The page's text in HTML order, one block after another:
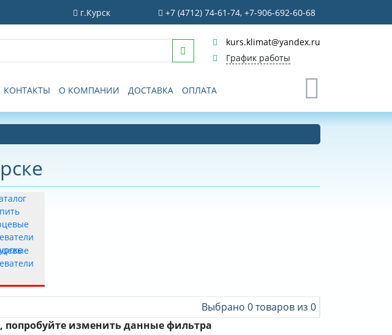
г.Курск +7 (4712) 74-61-74, +7-906-692-60-68
kurs.klimat@yandex.ru
График работы
КОНТАКТЫ О КОМПАНИИ ДОСТАВКА ОПЛАТА
Выбрано 0 товаров из 0
попробуйте изменить данные фильтра